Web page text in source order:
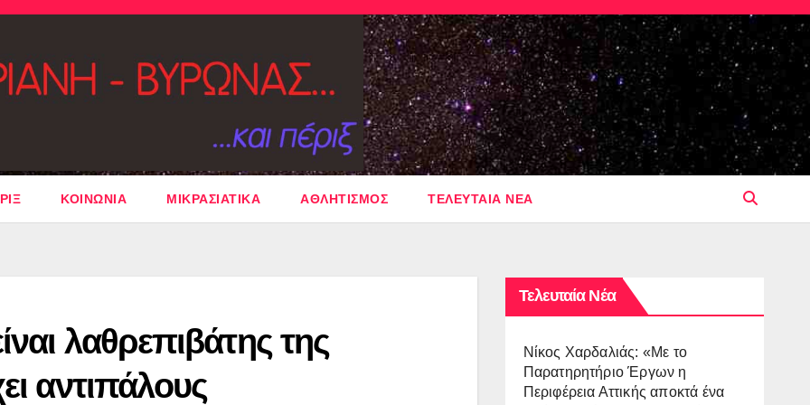
ΚΟΙΝΩΝΙΑ ΜΙΚΡΑΣΙΑΤΙΚΑ ΑΘΛΗΤΙΣΜΟΣ ΤΕΛΕΥΤΑΙΑ ΝΕΑ
λαθρεπιβάτης της
αντιπάλους
Τελευταία Νέα
Νίκος Χαρδαλιάς: «Με το
Παρατηρητήριο Έργων η
Περιφέρεια Αττικής αποκτά ένα